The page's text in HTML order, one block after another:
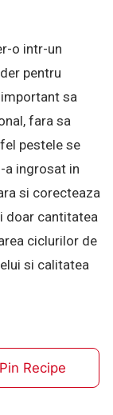
o intr-un
pentru
sa
fara sa
pestele se
a ingrosat in
si corecteaza
doar cantitatea
ciclurilor de
si calitatea
Pin Recipe